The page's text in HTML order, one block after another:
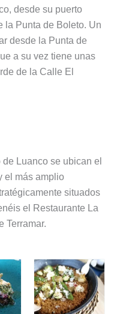
desde su puerto
la Punta de Boleto. Un
desde la Punta de
a su vez tiene unas
de la Calle El
Luanco se ubican el
el más amplio
situados
el Restaurante La
Terramar.